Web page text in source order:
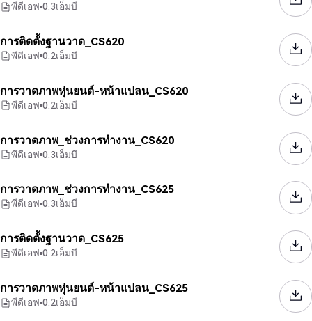
พีดีเอฟ 0.3เอ็มบี
การติดตั้งฐานวาด_CS620
พีดีเอฟ 0.2เอ็มบี
การวาดภาพหุ่นยนต์-หน้าแปลน_CS620
พีดีเอฟ 0.2เอ็มบี
การวาดภาพ_ช่วงการทำงาน_CS620
พีดีเอฟ 0.3เอ็มบี
การวาดภาพ_ช่วงการทำงาน_CS625
พีดีเอฟ 0.3เอ็มบี
การติดตั้งฐานวาด_CS625
พีดีเอฟ 0.2เอ็มบี
การวาดภาพหุ่นยนต์-หน้าแปลน_CS625
พีดีเอฟ 0.2เอ็มบี